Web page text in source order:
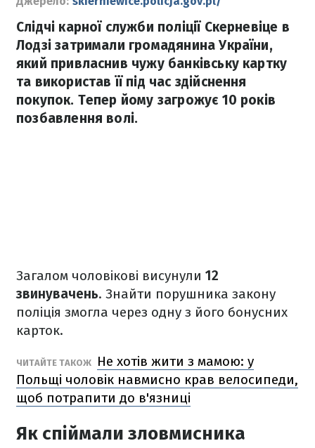
Слідчі карної служби поліції Скерневіце в
Лодзі затримали громадянина України,
який привласнив чужу банківську картку
та використав її під час здійснення
покупок. Тепер йому загрожує 10 років
позбавлення волі.
Загалом чоловікові висунули 12
звинувачень. Знайти порушника закону
поліція змогла через одну з його бонусних
карток.
ЧИТАЙТЕ ТАКОЖ
Не хотів жити з мамою: у
Польщі чоловік навмисно крав велосипеди,
щоб потрапити до в'язниці
Як спіймали зловмисника